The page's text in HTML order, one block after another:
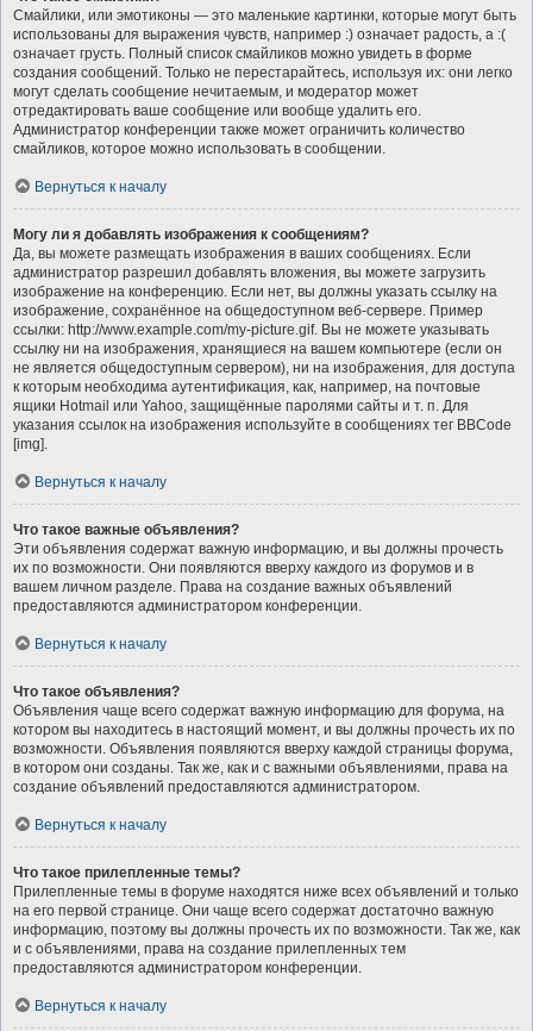
Смайлики, или эмотиконы — это маленькие картинки, которые могут быть
использованы для выражения чувств, например :) означает радость, а :(
означает грусть. Полный список смайликов можно увидеть в форме
создания сообщений. Только не перестарайтесь, используя их: они легко
могут сделать сообщение нечитаемым, и модератор может
отредактировать ваше сообщение или вообще удалить его.
Администратор конференции также может ограничить количество
смайликов, которое можно использовать в сообщении.
Вернуться к началу
Могу ли я добавлять изображения к сообщениям?
Да, вы можете размещать изображения в ваших сообщениях. Если
администратор разрешил добавлять вложения, вы можете загрузить
изображение на конференцию. Если нет, вы должны указать ссылку на
изображение, сохранённое на общедоступном веб-сервере. Пример
ссылки: http://www.example.com/my-picture.gif. Вы не можете указывать
ссылку ни на изображения, хранящиеся на вашем компьютере (если он
не является общедоступным сервером), ни на изображения, для доступа
к которым необходима аутентификация, как, например, на почтовые
ящики Hotmail или Yahoo, защищённые паролями сайты и т. п. Для
указания ссылок на изображения используйте в сообщениях тег BBCode
[img].
Вернуться к началу
Что такое важные объявления?
Эти объявления содержат важную информацию, и вы должны прочесть
их по возможности. Они появляются вверху каждого из форумов и в
вашем личном разделе. Права на создание важных объявлений
предоставляются администратором конференции.
Вернуться к началу
Что такое объявления?
Объявления чаще всего содержат важную информацию для форума, на
котором вы находитесь в настоящий момент, и вы должны прочесть их по
возможности. Объявления появляются вверху каждой страницы форума,
в котором они созданы. Так же, как и с важными объявлениями, права на
создание объявлений предоставляются администратором.
Вернуться к началу
Что такое прилепленные темы?
Прилепленные темы в форуме находятся ниже всех объявлений и только
на его первой странице. Они чаще всего содержат достаточно важную
информацию, поэтому вы должны прочесть их по возможности. Так же, как
и с объявлениями, права на создание прилепленных тем
предоставляются администратором конференции.
Вернуться к началу